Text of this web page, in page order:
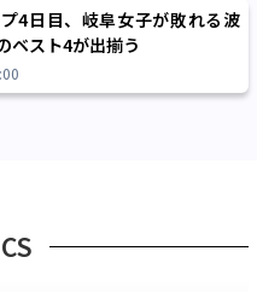
4日目、岐阜女子が敗れる波
ベスト4が出揃う